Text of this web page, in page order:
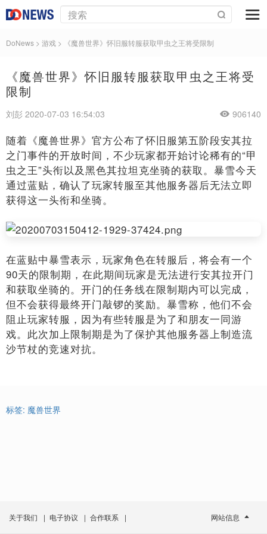
DoNews > 游戏 > 《魔兽世界》怀旧服转服获取甲虫之王将受限制
《魔兽世界》怀旧服转服获取甲虫之王将受
限制
刘彭 2020-07-03 16:54:03 906140
随着《魔兽世界》官方公布了怀旧服第五阶段安其拉
之门事件的开放时间，不少玩家都开始讨论稀有的“甲
虫之王”头衔以及黑色其拉坦克坐骑的获取。暴雪今天
通过蓝贴，确认了玩家转服至其他服务器后无法立即
获得这一头衔和坐骑。
在蓝贴中暴雪表示，玩家角色在转服后，将会有一个
90天的限制期，在此期间玩家是无法进行安其拉开门
和获取坐骑的。开门的任务线在限制期内可以完成，
但不会获得最终开门敲锣的奖励。暴雪称，他们不会
阻止玩家转服，因为有些转服是为了和朋友一同游
戏。此次加上限制期是为了保护其他服务器上制造流
沙节杖的竞速对抗。
标签: 魔兽世界
关于我们 | 电子协议 | 合作联系 | 网站信息